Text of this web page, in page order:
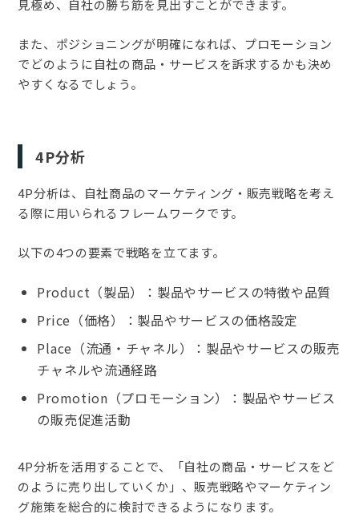
見極め、自社の勝ち筋を見出すことができます。
また、ポジショニングが明確になれば、プロモーション
でどのように自社の商品・サービスを訴求するかも決め
やすくなるでしょう。
4P分析
4P分析は、自社商品のマーケティング・販売戦略を考え
る際に用いられるフレームワークです。
以下の4つの要素で戦略を立てます。
Product（製品）：製品やサービスの特徴や品質
Price（価格）：製品やサービスの価格設定
Place（流通・チャネル）：製品やサービスの販売
チャネルや流通経路
Promotion（プロモーション）：製品やサービス
の販売促進活動
4P分析を活用することで、「自社の商品・サービスをど
のように売り出していくか」、販売戦略やマーケティン
グ施策を総合的に検討できるようになります。